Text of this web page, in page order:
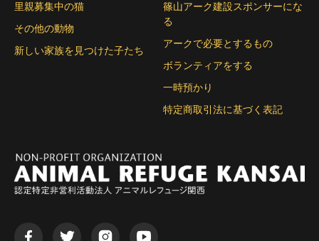
里親募集中の猫
その他の動物
新しい家族を見つけた子たち
篠山アーク建設スポンサーにな
る
アークで必要とするもの
ボランティアをする
一時預かり
特定商取引法に基づく表記